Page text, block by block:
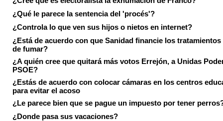
¿Qué le parece la sentencia del 'procés'?
¿Controla lo que ven sus hijos o nietos en internet?
¿Está de acuerdo con que Sanidad financie los tratamientos
de fumar?
¿A quién cree que quitará más votos Errejón, a Unidas
PSOE?
¿Estás de acuerdo con colocar cámaras en los centros
para evitar el acoso
¿Le parece bien que se pague un impuesto por tener
¿Donde pasa sus vacaciones?